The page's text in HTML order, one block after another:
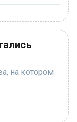
на котором